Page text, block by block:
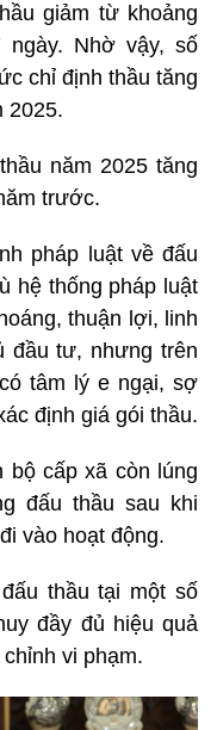
giảm từ khoảng
ngày. Nhờ vậy, số
chỉ định thầu tăng
2025.
năm 2025 tăng
trước.
pháp luật về đấu
hệ thống pháp luật
thuận lợi, linh
đầu tư, nhưng trên
tâm lý e ngại, sợ
định giá gói thầu.
bộ cấp xã còn lúng
đấu thầu sau khi
vào hoạt động.
thầu tại một số
đầy đủ hiệu quả
vi phạm.